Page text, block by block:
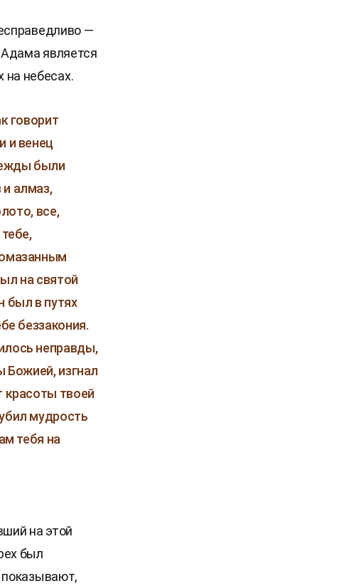
—
является
на небесах.
говорит
и венец
были
алмаз,
все,
на святой
был в путях
беззакония.
неправды,
Божией, изгнал
красоты твоей
мудрость
тебя на
на этой
был
показывают,